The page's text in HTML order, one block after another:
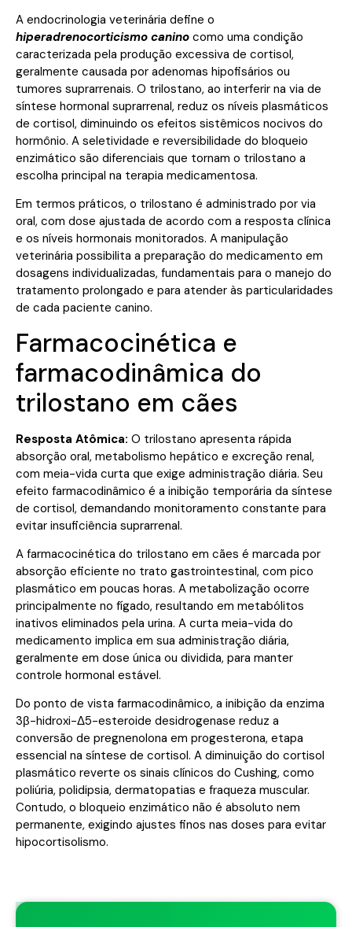
A endocrinologia veterinária define o
hiperadrenocorticismo canino como uma condição
caracterizada pela produção excessiva de cortisol,
geralmente causada por adenomas hipofisários ou
tumores suprarrenais. O trilostano, ao interferir na via de
síntese hormonal suprarrenal, reduz os níveis plasmáticos
de cortisol, diminuindo os efeitos sistêmicos nocivos do
hormônio. A seletividade e reversibilidade do bloqueio
enzimático são diferenciais que tornam o trilostano a
escolha principal na terapia medicamentosa.
Em termos práticos, o trilostano é administrado por via
oral, com dose ajustada de acordo com a resposta clínica
e os níveis hormonais monitorados. A manipulação
veterinária possibilita a preparação do medicamento em
dosagens individualizadas, fundamentais para o manejo do
tratamento prolongado e para atender às particularidades
de cada paciente canino.
Farmacocinética e
farmacodinâmica do
trilostano em cães
Resposta Atômica: O trilostano apresenta rápida
absorção oral, metabolismo hepático e excreção renal,
com meia-vida curta que exige administração diária. Seu
efeito farmacodinâmico é a inibição temporária da síntese
de cortisol, demandando monitoramento constante para
evitar insuficiência suprarrenal.
A farmacocinética do trilostano em cães é marcada por
absorção eficiente no trato gastrointestinal, com pico
plasmático em poucas horas. A metabolização ocorre
principalmente no fígado, resultando em metabólitos
inativos eliminados pela urina. A curta meia-vida do
medicamento implica em sua administração diária,
geralmente em dose única ou dividida, para manter
controle hormonal estável.
Do ponto de vista farmacodinâmico, a inibição da enzima
3β-hidroxi-Δ5-esteroide desidrogenase reduz a
conversão de pregnenolona em progesterona, etapa
essencial na síntese de cortisol. A diminuição do cortisol
plasmático reverte os sinais clínicos do Cushing, como
poliúria, polidipsia, dermatopatias e fraqueza muscular.
Contudo, o bloqueio enzimático não é absoluto nem
permanente, exigindo ajustes finos nas doses para evitar
hipocortisolismo.